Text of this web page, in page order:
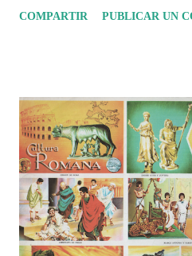
el recorrido de cada selección con
2026 ¿Un punto de quiebre?" Este
busca decir únicamente quién ganó
este Mundial marcó un antes y un
deporte, la identidad nacional, la
el papel del fútbol como reflejo de
páginas de análisis, ilustraciones
COMPARTIR PUBLICAR UN